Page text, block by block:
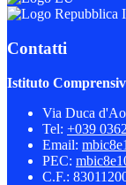
Contatti
Istituto
Via Duca
Tel: +039
Email:
PEC:
C.F.: